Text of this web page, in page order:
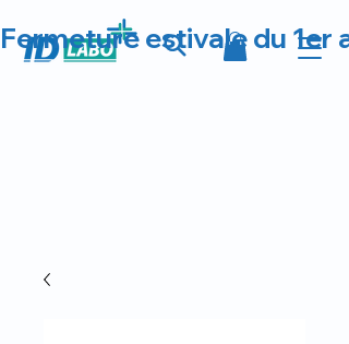
Fermeture estivale du 1er